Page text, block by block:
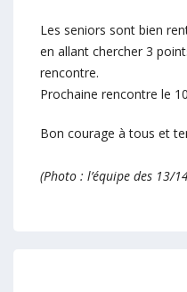
Les seniors sont bien
en allant chercher 3
rencontre.
Prochaine rencontre le
Bon courage à tous et
(Photo : l’équipe des 13/